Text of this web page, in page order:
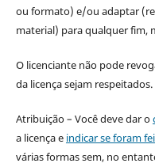
ou formato) e/ou adaptar
material) para qualquer fim,
O licenciante não pode
da licença sejam
Atribuição – Você deve dar o
a licença e indicar se foram
várias formas sem, no